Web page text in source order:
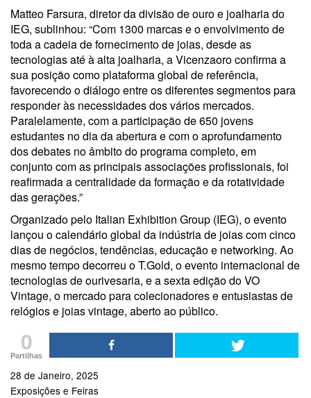
Matteo Farsura, diretor da divisão de ouro e joalharia do
IEG, sublinhou: “Com 1300 marcas e o envolvimento de
toda a cadeia de fornecimento de joias, desde as
tecnologias até à alta joalharia, a Vicenzaoro confirma a
sua posição como plataforma global de referência,
favorecendo o diálogo entre os diferentes segmentos para
responder às necessidades dos vários mercados.
Paralelamente, com a participação de 650 jovens
estudantes no dia da abertura e com o aprofundamento
dos debates no âmbito do programa completo, em
conjunto com as principais associações profissionais, foi
reafirmada a centralidade da formação e da rotatividade
das gerações.”
Organizado pelo Italian Exhibition Group (IEG), o evento
lançou o calendário global da indústria de joias com cinco
dias de negócios, tendências, educação e networking. Ao
mesmo tempo decorreu o T.Gold, o evento internacional de
tecnologias de ourivesaria, e a sexta edição do VO
Vintage, o mercado para colecionadores e entusiastas de
relógios e joias vintage, aberto ao público.
0
Partilhas
28 de Janeiro, 2025
Exposições e Feiras